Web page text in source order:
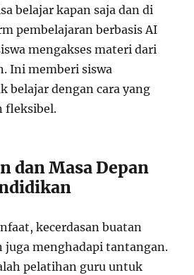
belajar kapan saja dan di
pembelajaran berbasis AI
mengakses materi dari
Ini memberi siswa
belajar dengan cara yang
fleksibel.
dan Masa Depan
kecerdasan buatan
juga menghadapi tantangan.
pelatihan guru untuk